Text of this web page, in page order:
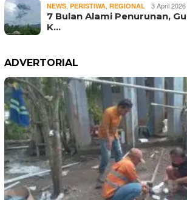
NEWS, PERISTIWA, REGIONAL 3 April 2026
7 Bulan Alami Penurunan,
K…
ADVERTORIAL